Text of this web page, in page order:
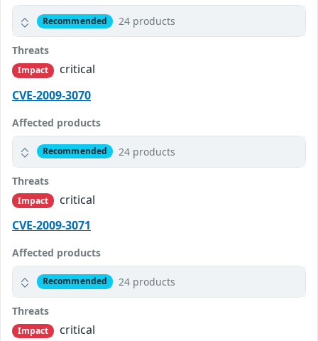
Recommended 24 products
Threats
Impact
critical
CVE-2009-3070
Affected products
Recommended 24 products
Threats
Impact
critical
CVE-2009-3071
Affected products
Recommended 24 products
Threats
Impact
critical